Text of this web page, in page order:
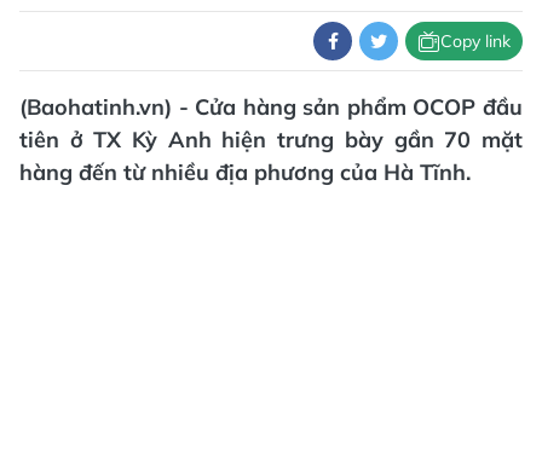
Copy link
(Baohatinh.vn) - Cửa hàng sản phẩm OCOP đầu
tiên ở TX Kỳ Anh hiện trưng bày gần 70 mặt
hàng đến từ nhiều địa phương của Hà Tĩnh.